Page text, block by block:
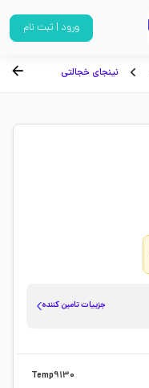
ورود | ثبت نام
نینجای خجالتی
جزییات تامین کننده
Temp9130